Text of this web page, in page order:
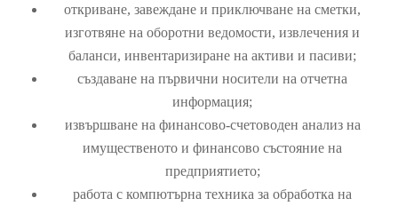
откриване, завеждане и приключване на сметки,
изготвяне на оборотни ведомости, извлечения и
баланси, инвентаризиране на активи и пасиви;
създаване на първични носители на отчетна
информация;
извършване на финансово-счетоводен анализ на
имущественото и финансово състояние на
предприятието;
работа с компютърна техника за обработка на